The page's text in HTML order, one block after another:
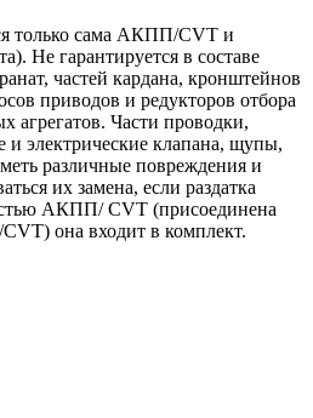
только сама АКПП/CVT и
Не гарантируется в составе
частей кардана, кронштейнов
приводов и редукторов отбора
агрегатов. Части проводки,
и электрические клапана, щупы,
различные повреждения и
их замена, если раздатка
АКПП/ CVT (присоединена
она входит в комплект.